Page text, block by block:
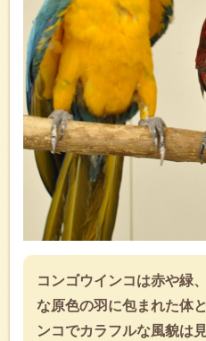
コンゴウイ
を徹底解説
コンゴウインコは赤や緑
な原色の羽に包まれた体
ンコでカラフルな風貌は